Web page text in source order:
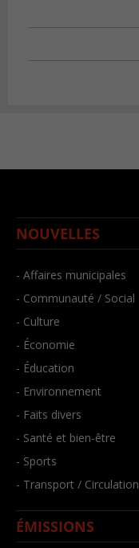
NOUVELLES
- Affaires municipales
- Communauté / Social
- Culture
- Économie
- Éducation
- Environnement
- Faits divers
- Santé et bien-être
- Sports
- Transport / Circulation
ÉMISSIONS